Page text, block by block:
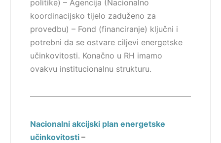
politike) – Agencija (Nacionalno
koordinacijsko tijelo zaduženo za
provedbu) – Fond (financiranje) ključni i
potrebni da se ostvare ciljevi energetske
učinkovitosti. Konačno u RH imamo
ovakvu institucionalnu strukturu.
Nacionalni akcijski plan energetske
učinkovitosti –